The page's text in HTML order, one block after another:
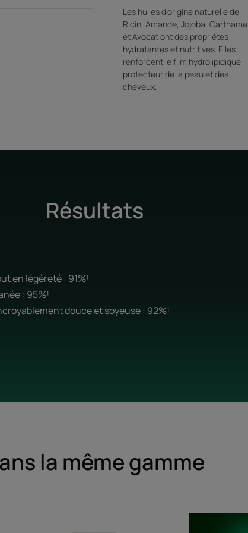
Les huiles d'origine naturelle de
Ricin, Amande, Jojoba, Carthame
et Avocat ont des propriétés
hydratantes et nutritives. Elles
renforcent le film hydrolipidique
protecteur de la peau et des
cheveux.
Résultats
en légèreté : 91%¹
: 95%¹
douce et soyeuse : 92%¹
la même gamme